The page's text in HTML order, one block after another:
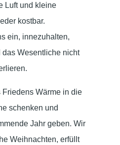
Luft und kleine
kostbar.
ein, innezuhalten,
Wesentliche nicht
Friedens Wärme in die
schenken und
Jahr geben. Wir
Weihnachten, erfüllt